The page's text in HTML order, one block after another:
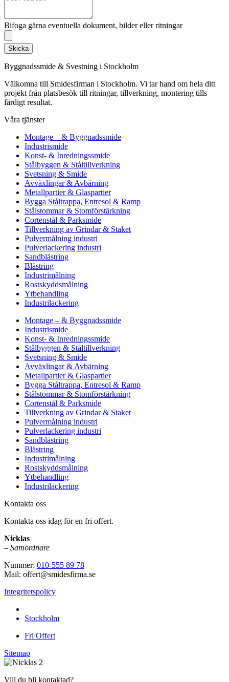
Bifoga gärna eventuella dokument, bilder eller ritningar
Skicka
Byggnadssmide & Svestning i Stockholm
Välkomna till Smidesfirman i Stockholm. Vi tar hand om hela ditt
projekt från platsbesök till ritningar, tillverkning, montering tills
färdigt resultat.
Våra tjänster
Montage – & Byggnadssmide
Industrismide
Konst- & Inredningssmide
Stålbyggen & Ståltillverkning
Svetsning & Smide
Avväxlingar & Avbärning
Metallpartier & Glaspartier
Bygga Ståltrappa, Entresol & Ramp
Stålstommar & Stomförstärkning
Cortenstål & Parksmide
Tillverkning av Grindar & Staket
Pulvermålning industri
Pulverlackering industri
Sandblästring
Blästring
Industrimålning
Rostskyddsmålning
Ytbehandling
Industrilackering
Montage – & Byggnadssmide
Industrismide
Konst- & Inredningssmide
Stålbyggen & Ståltillverkning
Svetsning & Smide
Avväxlingar & Avbärning
Metallpartier & Glaspartier
Bygga Ståltrappa, Entresol & Ramp
Stålstommar & Stomförstärkning
Cortenstål & Parksmide
Tillverkning av Grindar & Staket
Pulvermålning industri
Pulverlackering industri
Sandblästring
Blästring
Industrimålning
Rostskyddsmålning
Ytbehandling
Industrilackering
Kontakta oss
Kontakta oss idag för en fri offert.
Nicklas
– Samordnare
Nummer: 010-555 89 78
Mail: offert@smidesfirma.se
Integritetspolicy
Stockholm
Fri Offert
Sitemap
Vill du bli kontaktad?